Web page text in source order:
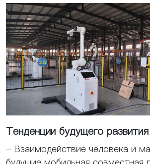
Тенденции будущего развития
- Взаимодействие человека и